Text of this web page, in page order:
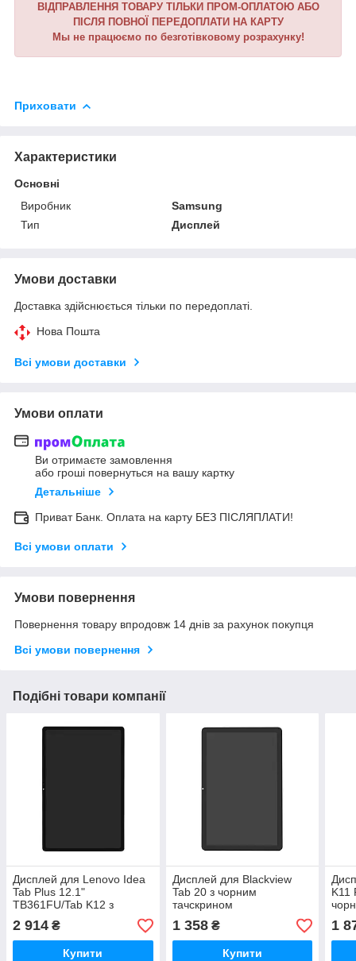
ВІДПРАВЛЕННЯ ТОВАРУ ТІЛЬКИ ПРОМ-ОПЛАТОЮ АБО
ПІСЛЯ ПОВНОЇ ПЕРЕДОПЛАТИ НА КАРТУ
Мы не працюємо по безготівковому розрахунку!
Приховати
Характеристики
Основні
Виробник
Samsung
Тип
Дисплей
Умови доставки
Доставка здійснюється тільки по передоплаті.
Нова Пошта
Всі умови доставки
Умови оплати
Ви отримаєте замовлення
або гроші повернуться на вашу картку
Детальніше
Приват Банк. Оплата на карту БЕЗ ПІСЛЯПЛАТИ!
Всі умови оплати
Умови повернення
Повернення товару впродовж 14 днів за рахунок покупця
Всі умови повернення
Подібні товари компанії
Дисплей для Lenovo Idea
Tab Plus 12.1"
TB361FU/Tab K12 з
Original
2 914 ₴
Купити
Дисплей для Blackview
Tab 20 з чорним
тачскрином
1 358₴
Купити
K11
1